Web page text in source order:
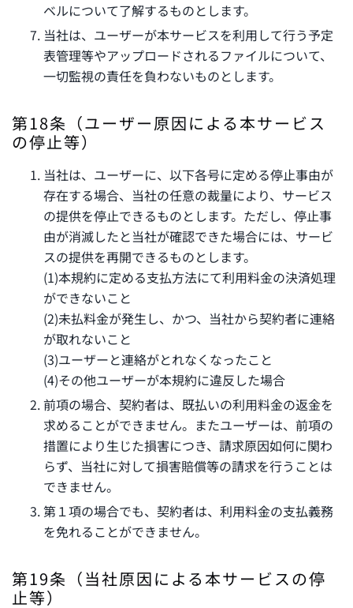
ベルについて了解するものとします。
当社は、ユーザーが本サービスを利用して行う予定
表管理等やアップロードされるファイルについて、
一切監視の責任を負わないものとします。
第18条（ユーザー原因による本サービス
の停止等）
当社は、ユーザーに、以下各号に定める停止事由が
存在する場合、当社の任意の裁量により、サービス
の提供を停止できるものとします。ただし、停止事
由が消滅したと当社が確認できた場合には、サービ
スの提供を再開できるものとします。
(1)本規約に定める支払方法にて利用料金の決済処理
ができないこと
(2)未払料金が発生し、かつ、当社から契約者に連絡
が取れないこと
(3)ユーザーと連絡がとれなくなったこと
(4)その他ユーザーが本規約に違反した場合
前項の場合、契約者は、既払いの利用料金の返金を
求めることができません。またユーザーは、前項の
措置により生じた損害につき、請求原因如何に関わ
らず、当社に対して損害賠償等の請求を行うことは
できません。
第１項の場合でも、契約者は、利用料金の支払義務
を免れることができません。
第19条（当社原因による本サービスの停
止等）